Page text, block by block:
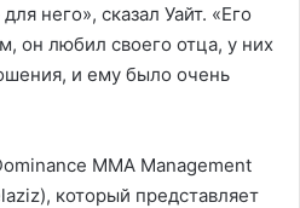
него», сказал Уайт. «Его
он любил своего отца, у них
и ему было очень
MMA Management
который представляет